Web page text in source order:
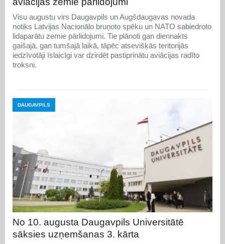
Visu augustu virs Daugavpils un Augšdaugavas novada
notiks Latvijas Nacionālo bruņoto spēku un NATO sabiedroto
lidaparātu zemie pārlidojumi. Tie plānoti gan diennakts
gaišajā, gan tumšajā laikā, tāpēc atsevišķās teritorijās
iedzīvotāji īslaicīgi var dzirdēt pastiprinātu aviācijas radīto
troksni.
DAUGAVPILS
No 10. augusta Daugavpils Universitātē
sāksies uzņemšanas 3. kārta